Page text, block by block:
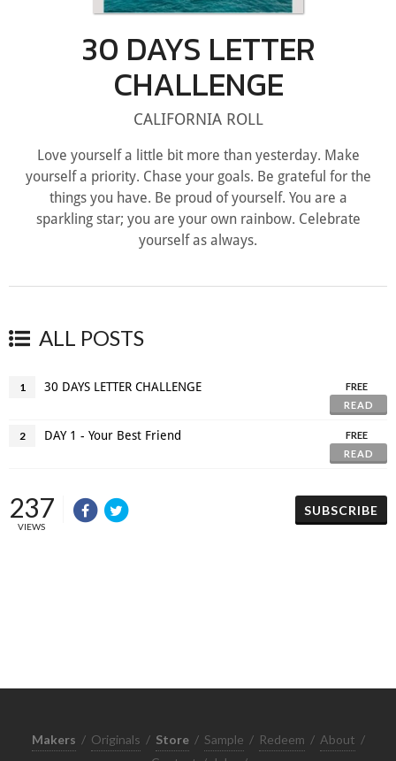
30 DAYS LETTER
CHALLENGE
CALIFORNIA ROLL
Love yourself a little bit more than yesterday. Make
yourself a priority. Chase your goals. Be grateful for the
things you have. Be proud of yourself. You are a
sparkling star; you are your own rainbow. Celebrate
yourself as always.
ALL POSTS
1 30 DAYS LETTER CHALLENGE
FREE
READ
2 DAY 1 - Your Best Friend
FREE
READ
237
VIEWS
SUBSCRIBE
Makers / Originals / Store / Sample / Redeem / About /